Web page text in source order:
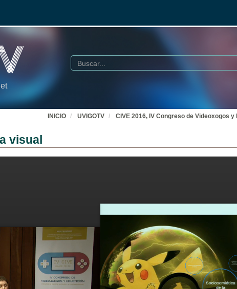
Buscar
INICIO UVIGOTV CIVE 2016, IV Congreso de Videoxogos y
visual